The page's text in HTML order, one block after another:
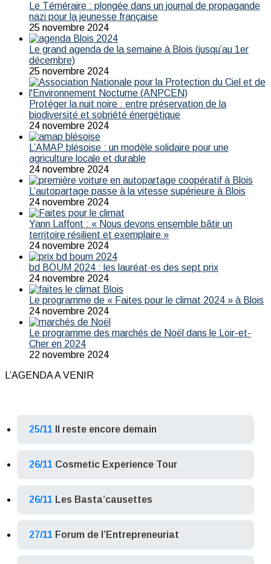
Le Téméraire : plongée dans un journal de propagande
nazi pour la jeunesse française
25 novembre 2024
Le grand agenda de la semaine à Blois (jusqu’au 1er
décembre)
25 novembre 2024
Protéger la nuit noire : entre préservation de la
biodiversité et sobriété énergétique
24 novembre 2024
L’AMAP blésoise : un modèle solidaire pour une
agriculture locale et durable
24 novembre 2024
L’autopartage passe à la vitesse supérieure à Blois
24 novembre 2024
Yann Laffont : « Nous devons ensemble bâtir un
territoire résilient et exemplaire »
24 novembre 2024
bd BOUM 2024 : les lauréat·es des sept prix
24 novembre 2024
Le programme de « Faites pour le climat 2024 » à Blois
24 novembre 2024
Le programme des marchés de Noël dans le Loir-et-
Cher en 2024
22 novembre 2024
L’AGENDA A VENIR
25/11 Il reste encore demain
26/11 Cosmetic Experience Tour
26/11 Les Basta’causettes
27/11 Forum de l’Entrepreneuriat